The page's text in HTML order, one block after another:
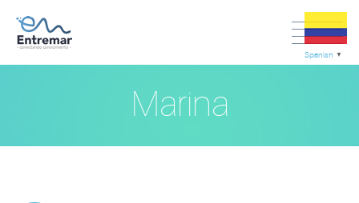
Marina
Spanish ▼